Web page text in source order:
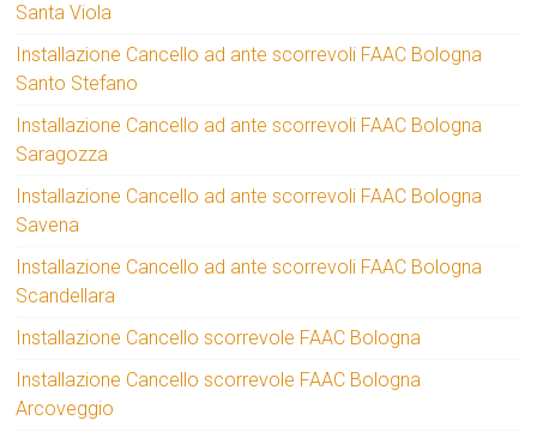
Santa Viola
Installazione Cancello ad ante scorrevoli FAAC Bologna
Santo Stefano
Installazione Cancello ad ante scorrevoli FAAC Bologna
Saragozza
Installazione Cancello ad ante scorrevoli FAAC Bologna
Savena
Installazione Cancello ad ante scorrevoli FAAC Bologna
Scandellara
Installazione Cancello scorrevole FAAC Bologna
Installazione Cancello scorrevole FAAC Bologna
Arcoveggio